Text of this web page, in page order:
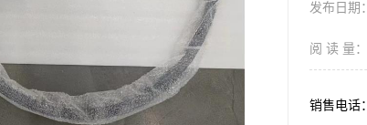
发布日期：
阅 读 量：
销售电话：